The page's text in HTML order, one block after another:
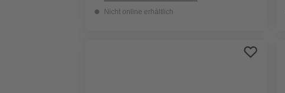
Nicht online erhältlich